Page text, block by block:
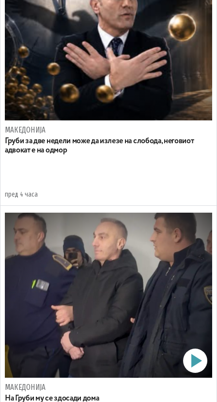
МАКЕДОНИЈА
Груби за две недели може да излезе на слобода, неговиот
адвокат е на одмор
пред 4 часа
МАКЕДОНИЈА
На Груби му се здосади дома